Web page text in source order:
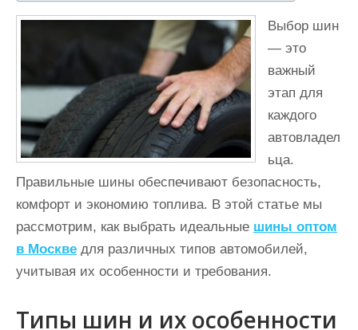
Выбор шин
— это
важный
этап для
каждого
автовладел
ьца.
Правильные шины обеспечивают безопасность,
комфорт и экономию топлива. В этой статье мы
рассмотрим, как выбрать идеальные шины оптом
в Москве для различных типов автомобилей,
учитывая их особенности и требования.
Типы шин и их особенности